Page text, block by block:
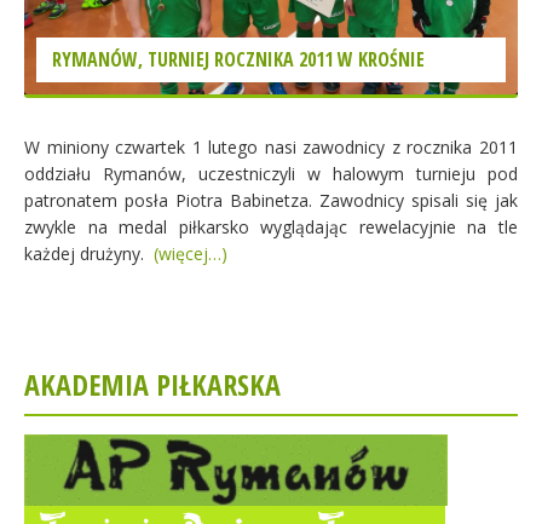
RYMANÓW, TURNIEJ ROCZNIKA 2011 W KROŚNIE
W miniony czwartek 1 lutego nasi zawodnicy z rocznika 2011
oddziału Rymanów, uczestniczyli w halowym turnieju pod
patronatem posła Piotra Babinetza. Zawodnicy spisali się jak
zwykle na medal piłkarsko wyglądając rewelacyjnie na tle
każdej drużyny. (więcej…)
AKADEMIA PIŁKARSKA